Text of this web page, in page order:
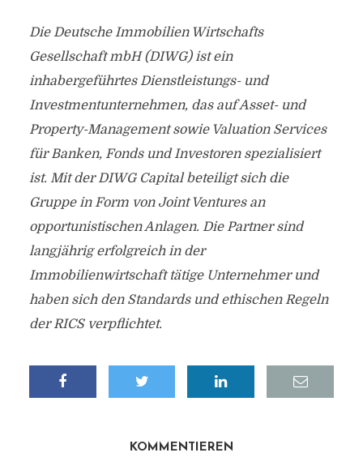
Die Deutsche Immobilien Wirtschafts
Gesellschaft mbH (DIWG) ist ein
inhabergeführtes Dienstleistungs- und
Investmentunternehmen, das auf Asset- und
Property-Management sowie Valuation Services
für Banken, Fonds und Investoren spezialisiert
ist. Mit der DIWG Capital beteiligt sich die
Gruppe in Form von Joint Ventures an
opportunistischen Anlagen. Die Partner sind
langjährig erfolgreich in der
Immobilienwirtschaft tätige Unternehmer und
haben sich den Standards und ethischen Regeln
der RICS verpflichtet.
KOMMENTIEREN